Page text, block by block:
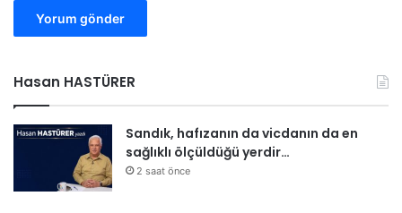
l
B
a
k
Hasan HASTÜRER
Sandık, hafızanın da vicdanın da en
sağlıklı ölçüldüğü yerdir…
2 saat önce